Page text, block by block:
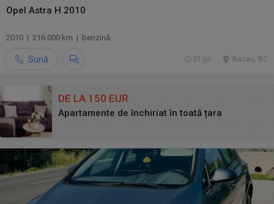
Opel Astra H 2010
2010 | 216.000 km | benzină
Sună Bacau, BC
31 jul.
DE LA 150 EUR
Apartamente de închiriat în toată țara